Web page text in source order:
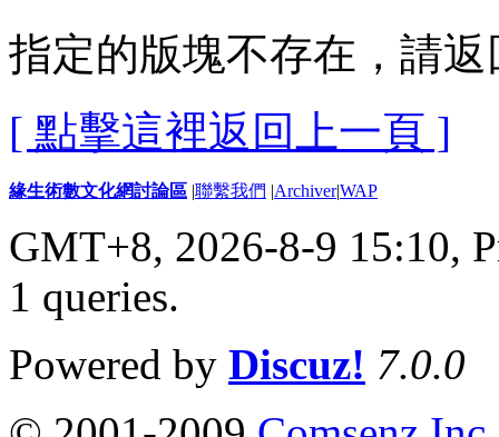
指定的版塊不存在，請返
[ 點擊這裡返回上一頁 ]
緣生術數文化網討論區 |聯繫我們 |Archiver|WAP
GMT+8, 2026-8-9 15:10,
1 queries.
Powered by Discuz! 7.0.0